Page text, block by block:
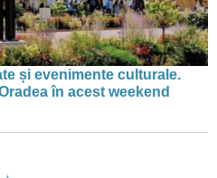
și evenimente culturale.
în acest weekend